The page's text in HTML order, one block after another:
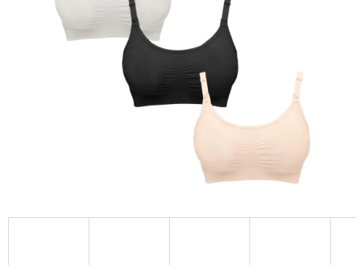
hvězdiček.